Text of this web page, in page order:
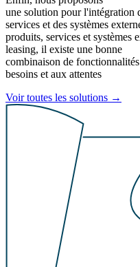
une solution pour l'intégration
services et des systèmes
produits, services et systèmes
leasing, il existe une bonne
combinaison de
besoins et aux attentes
Voir toutes les solutions →